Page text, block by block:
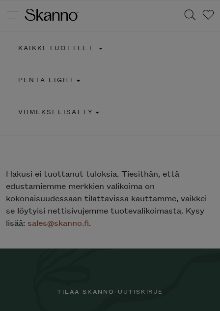
KAIKKI TUOTTEET
PENTA LIGHT
VIIMEKSI LISÄTTY
Hakusi ei tuottanut tuloksia. Tiesithän, että
edustamiemme merkkien valikoima on
kokonaisuudessaan tilattavissa kauttamme, vaikkei
se löytyisi nettisivujemme tuotevalikoimasta. Kysy
lisää: sales@skanno.fi.
TILAA SKANNO-UUTISKIRJE